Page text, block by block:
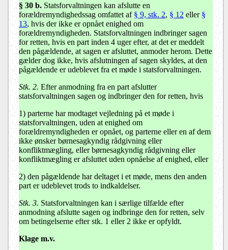
§ 30 b. Statsforvaltningen kan afslutte en
forældremyndighedssag omfattet af § 9, stk. 2, § 12 eller §
13, hvis der ikke er opnået enighed om
forældremyndigheden. Statsforvaltningen indbringer sagen
for retten, hvis en part inden 4 uger efter, at det er meddelt
den pågældende, at sagen er afsluttet, anmoder herom. Dette
gælder dog ikke, hvis afslutningen af sagen skyldes, at den
pågældende er udeblevet fra et møde i statsforvaltningen.
Stk. 2. Efter anmodning fra en part afslutter
statsforvaltningen sagen og indbringer den for retten, hvis
1) parterne har modtaget vejledning på et møde i
statsforvaltningen, uden at enighed om
forældremyndigheden er opnået, og parterne eller en af dem
ikke ønsker børnesagkyndig rådgivning eller
konfliktmægling, eller børnesagkyndig rådgivning eller
konfliktmægling er afsluttet uden opnåelse af enighed, eller
2) den pågældende har deltaget i et møde, mens den anden
part er udeblevet trods to indkaldelser.
Stk. 3. Statsforvaltningen kan i særlige tilfælde efter
anmodning afslutte sagen og indbringe den for retten, selv
om betingelserne efter stk. 1 eller 2 ikke er opfyldt.
Klage m.v.